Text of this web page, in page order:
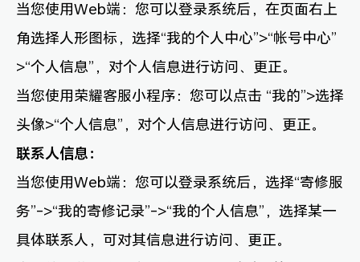
当您使用Web端：您可以登录系统后，在页面右上
角选择人形图标，选择“我的个人中心”>“帐号中心”
>“个人信息”，对个人信息进行访问、更正。
当您使用荣耀客服小程序：您可以点击 “我的”>选择
头像>“个人信息”，对个人信息进行访问、更正。
联系人信息：
当您使用Web端：您可以登录系统后，选择“寄修服
务”->“我的寄修记录”->“我的个人信息”，选择某一
具体联系人，可对其信息进行访问、更正。